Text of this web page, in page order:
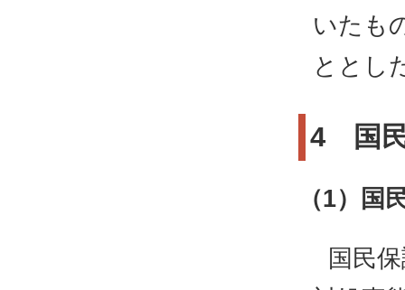
いたも
ととし
4 国
（1）国
国民